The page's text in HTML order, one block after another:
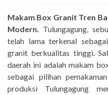
Makam Box Granit Tren
Modern. Tulungagung,
telah lama terkenal
granit berkualitas tinggi.
daerah ini adalah makam
sebagai pilihan
produksi Tulungagung